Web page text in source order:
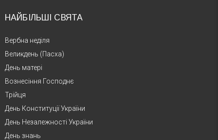
НАЙБІЛЬШІ СВЯТА
Вербна неділя
Великдень (Пасха)
День матері
Вознесіння Господнє
Трійця
День Конституції України
День Незалежності України
День знань